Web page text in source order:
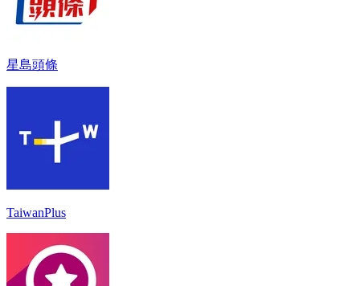
星島頭條
TaiwanPlus